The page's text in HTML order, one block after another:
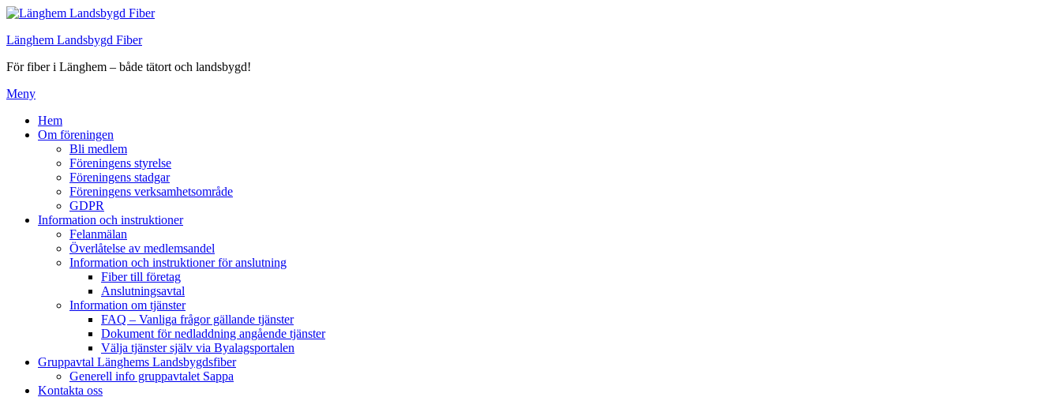
Hoppa
innehåll
Länghem Landsbygd Fiber
För fiber i Länghem – både tätort och landsbygd!
Meny
Hem
Om föreningen
Bli medlem
Föreningens styrelse
Föreningens stadgar
Föreningens verksamhetsområde
GDPR
Information och instruktioner
Felanmälan
Överlåtelse av medlemsandel
Information och instruktioner för anslutning
Fiber till företag
Anslutningsavtal
Information om tjänster
FAQ – Vanliga frågor gällande tjänster
Dokument för nedladdning angående tjänster
Välja tjänster själv via Byalagsportalen
Gruppavtal Länghems Landsbygdsfiber
Generell info gruppavtalet Sappa
Kontakta oss